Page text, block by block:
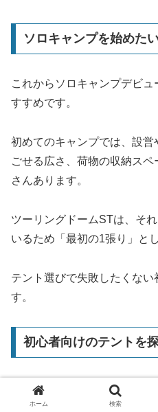
ソロキャンプを始めた
これからソロキャンプデビ
すすめです。
初めてのキャンプでは、設
ごせる広さ、荷物の収納スペ
さんあります。
ツーリングドームSTは、そ
いるため「最初の1張り」と
テント選びで失敗したくな
す。
初心者向けのテントを
キャンプ経験が少ない方に
いテントは大きなストレスに
ホーム 検索